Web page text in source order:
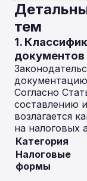
тем
1.
документов
документацию
Согласно
составлению
возлагается
на налоговых
Категория
Налоговые
формы